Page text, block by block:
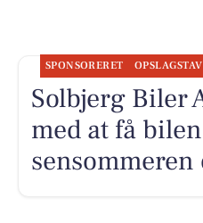
SPONSORERET
Solbjerg Biler
med at få